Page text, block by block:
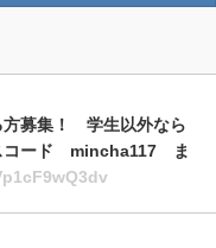
方募集！ 学生以外なら
コード mincha117 ま